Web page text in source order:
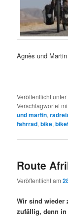
Agnès und Martin
Veröffentlicht unter
Verschlagwortet
und martin,
fahrrad,bike,
Route
Veröffentlicht am
Wir sind wieder
zufällig, denn in